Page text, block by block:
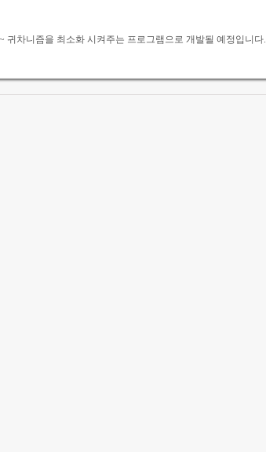
귀차니즘을 최소화 시켜주는 프로그램으로 개발될 예정입니다.